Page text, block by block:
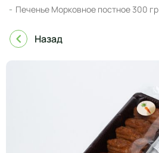
Печенье Морковное постное 300 гр
Назад